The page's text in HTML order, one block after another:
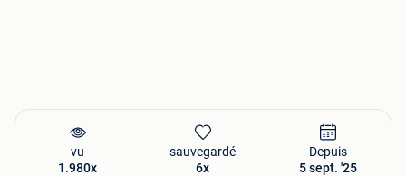
vu
1.980x
sauvegardé
6x
Depuis
5 sept. '25